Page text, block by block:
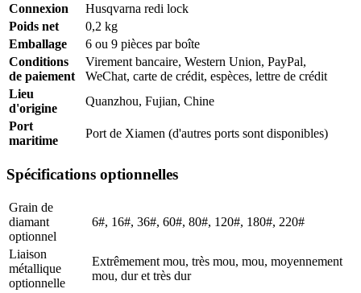
Connexion
Husqvarna redi lock
Poids net
0,2 kg
Emballage
6 ou 9 pièces par boîte
Conditions
de paiement
Virement bancaire, Western Union, PayPal,
WeChat, carte de crédit, espèces, lettre de crédit
Lieu
d'origine
Quanzhou, Fujian, Chine
Port
maritime
Port de Xiamen (d'autres ports sont disponibles)
Spécifications optionnelles
Grain de
diamant
optionnel
6#, 16#, 36#, 60#, 80#, 120#, 180#, 220#
Liaison
métallique
optionnelle
Extrêmement mou, très mou, mou, moyennement
mou, dur et très dur